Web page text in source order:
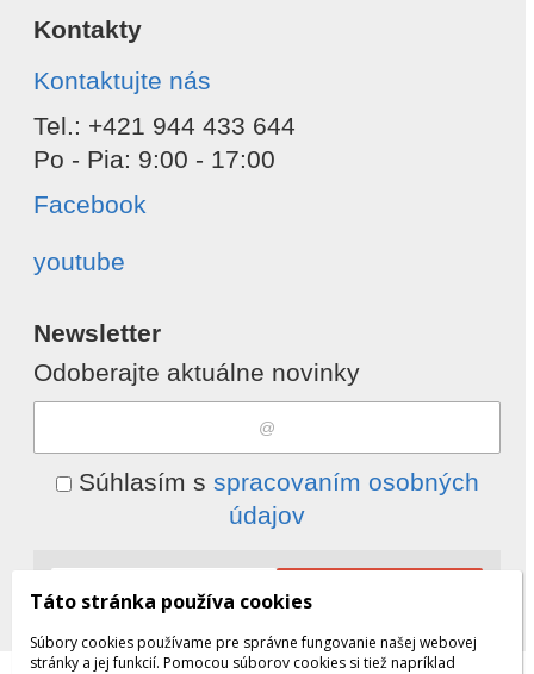
Kontakty
Kontaktujte nás
Tel.: +421 944 433 644
Po - Pia: 9:00 - 17:00
Facebook
youtube
Newsletter
Odoberajte aktuálne novinky
Súhlasím s spracovaním osobných
údajov
Táto stránka používa cookies
Súbory cookies používame pre správne fungovanie našej webovej
stránky a jej funkcií. Pomocou súborov cookies si tiež napríklad